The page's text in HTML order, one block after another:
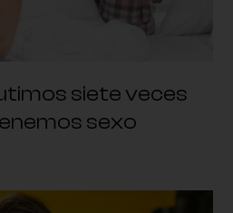
siete veces
sexo